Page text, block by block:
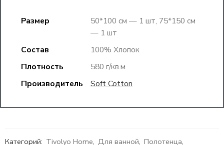
Размер
50*100 см — 1 шт, 75*150 см
— 1 шт
Состав
100% Хлопок
Плотность
580 г/кв.м
Производитель
Soft Cotton
Категорий: Tivolyo Home, Для ванной, Полотенца,